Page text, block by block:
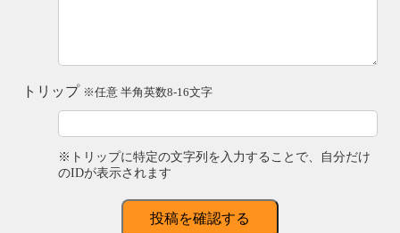
トリップ ※任意 半角英数8-16文字
※トリップに特定の文字列を入力することで、自分だけ
のIDが表示されます
投稿を確認する